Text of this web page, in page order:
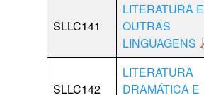
SLLC141
LITERATURA E
OUTRAS
LINGUAGENS
SLLC142
LITERATURA
DRAMÁTICA E